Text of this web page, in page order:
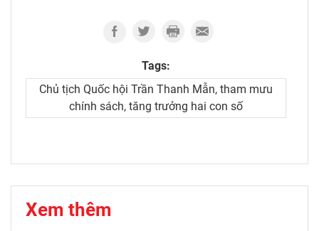
Tags:
Chủ tịch Quốc hội Trần Thanh Mẫn, tham mưu
chính sách, tăng trưởng hai con số
Xem thêm